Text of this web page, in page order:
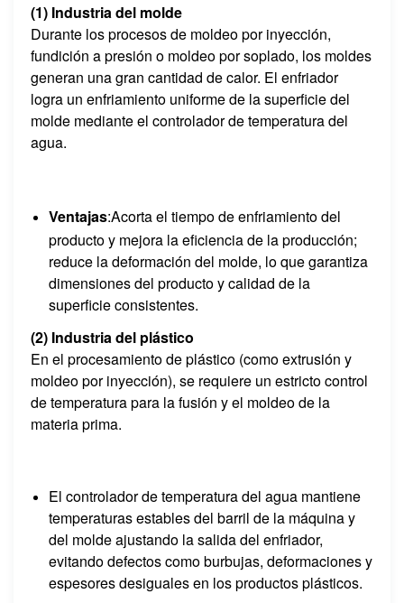
(1) Industria del molde
Durante los procesos de moldeo por inyección,
fundición a presión o moldeo por soplado, los moldes
generan una gran cantidad de calor. El enfriador
logra un enfriamiento uniforme de la superficie del
molde mediante el controlador de temperatura del
agua.
Ventajas:Acorta el tiempo de enfriamiento del
producto y mejora la eficiencia de la producción;
reduce la deformación del molde, lo que garantiza
dimensiones del producto y calidad de la
superficie consistentes.
(2) Industria del plástico
En el procesamiento de plástico (como extrusión y
moldeo por inyección), se requiere un estricto control
de temperatura para la fusión y el moldeo de la
materia prima.
El controlador de temperatura del agua mantiene
temperaturas estables del barril de la máquina y
del molde ajustando la salida del enfriador,
evitando defectos como burbujas, deformaciones y
espesores desiguales en los productos plásticos.